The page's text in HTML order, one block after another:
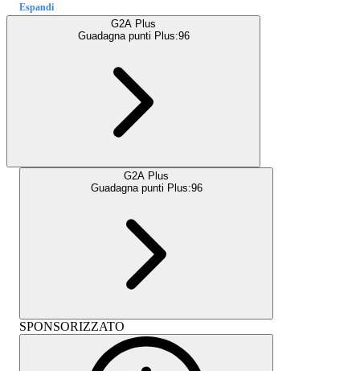
Espandi
G2A Plus
Guadagna punti Plus:96
G2A Plus
Guadagna punti Plus:96
SPONSORIZZATO